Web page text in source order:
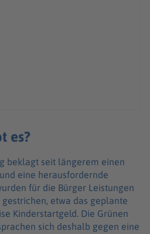
es?
beklagt seit längerem einen
eine herausfordernde
für die Bürger Leistungen
etwa das geplante
Kinderstartgeld. Die Grünen
sich deshalb gegen eine